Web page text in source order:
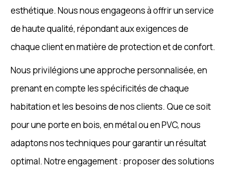
esthétique. Nous nous engageons à offrir un service
de haute qualité, répondant aux exigences de
chaque client en matière de protection et de confort.
Nous privilégions une approche personnalisée, en
prenant en compte les spécificités de chaque
habitation et les besoins de nos clients. Que ce soit
pour une porte en bois, en métal ou en PVC, nous
adaptons nos techniques pour garantir un résultat
optimal. Notre engagement : proposer des solutions